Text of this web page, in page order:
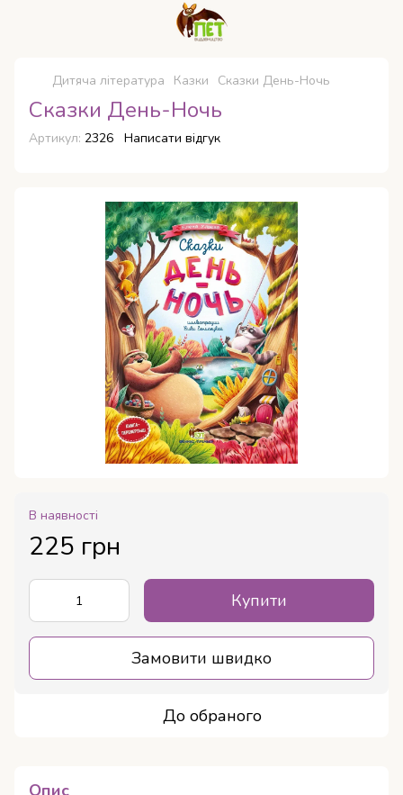
Дитяча література Казки Сказки День-Ночь
Сказки День-Ночь
Артикул: 2326 Написати відгук
В наявності
225 грн
Купити
Замовити швидко
До обраного
Опис